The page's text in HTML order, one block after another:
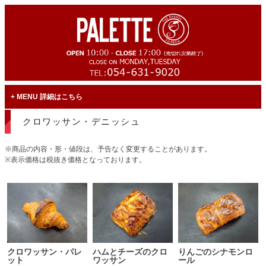
MENU 詳細はこちら
クロワッサン・デニッシュ
※商品の内容・形・値段は、予告なく変更することがあります。
※表示価格は税抜き価格となっております。
クロワッサン・パレ
ット
ハムとチーズのクロ
ワッサン
りんごのシナモンロ
ール